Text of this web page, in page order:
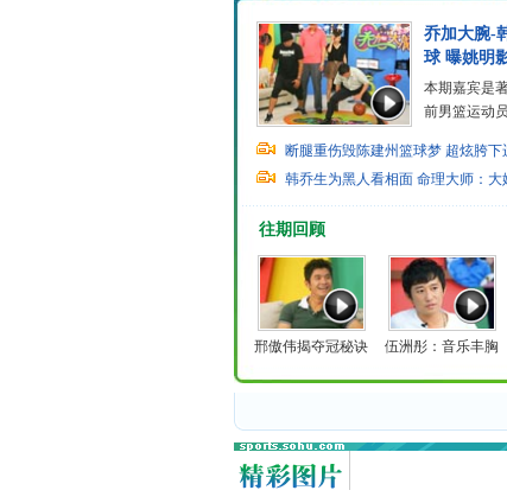
乔加大腕-
球 曝姚明
本期嘉宾是
前男篮运动
断腿重伤毁陈建州篮球梦 超炫胯下
韩乔生为黑人看相面 命理大师：大
往期回顾
邢傲伟揭夺冠秘诀 伍洲彤：音乐丰胸